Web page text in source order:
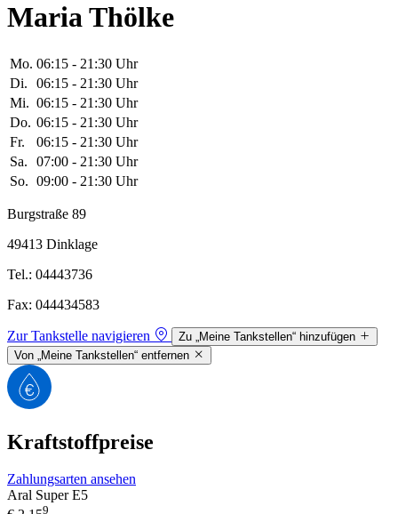
Maria Thölke
Mo. 06:15 - 21:30 Uhr
Di.
06:15 - 21:30 Uhr
Mi. 06:15 - 21:30 Uhr
Do. 06:15 - 21:30 Uhr
Fr.
06:15 - 21:30 Uhr
Sa.
07:00 - 21:30 Uhr
So. 09:00 - 21:30 Uhr
Burgstraße 89
49413 Dinklage
Tel.: 04443736
Fax: 044434583
Zur Tankstelle navigieren
Zu „Meine Tankstellen“ hinzufügen
Von „Meine Tankstellen“ entfernen
Kraftstoffpreise
Zahlungsarten ansehen
Aral Super E5
9